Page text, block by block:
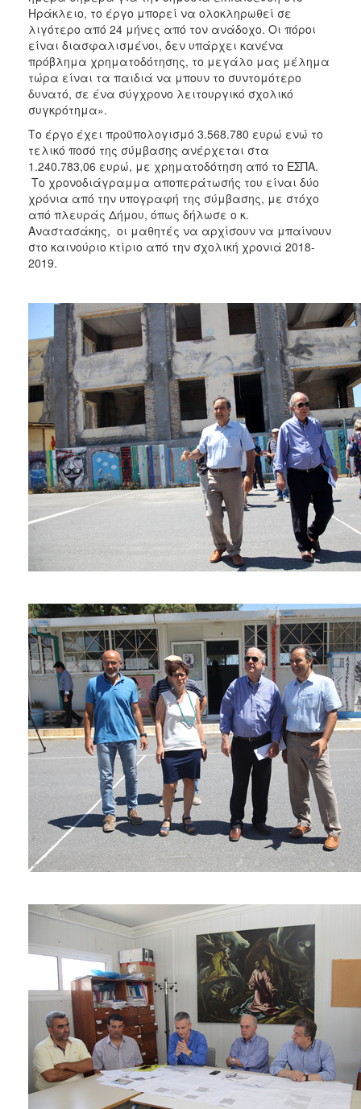
Ηράκλειο, το έργο μπορεί να ολοκληρωθεί σε
λιγότερο από 24 μήνες από τον ανάδοχο. Οι πόροι
είναι διασφαλισμένοι, δεν υπάρχει κανένα
πρόβλημα χρηματοδότησης, το μεγάλο μας μέλημα
τώρα είναι τα παιδιά να μπουν το συντομότερο
δυνατό, σε ένα σύγχρονο λειτουργικό σχολικό
συγκρότημα».
Το έργο έχει προϋπολογισμό 3.568.780 ευρώ ενώ το
τελικό ποσό της σύμβασης ανέρχεται στα
1.240.783,06 ευρώ, με χρηματοδότηση από το ΕΣΠΑ.
Το χρονοδιάγραμμα αποπεράτωσής του είναι δύο
χρόνια από την υπογραφή της σύμβασης, με στόχο
από πλευράς Δήμου, όπως δήλωσε ο κ.
Αναστασάκης, οι μαθητές να αρχίσουν να μπαίνουν
στο καινούριο κτίριο από την σχολική χρονιά 2018-
2019.